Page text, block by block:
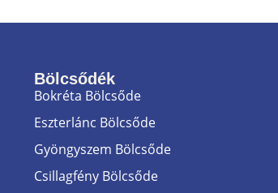
Bölcsődék
Bokréta Bölcsőde
Eszterlánc Bölcsőde
Gyöngyszem Bölcsőde
Csillagfény Bölcsőde